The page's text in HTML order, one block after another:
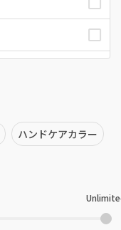
ハンドケアカラー